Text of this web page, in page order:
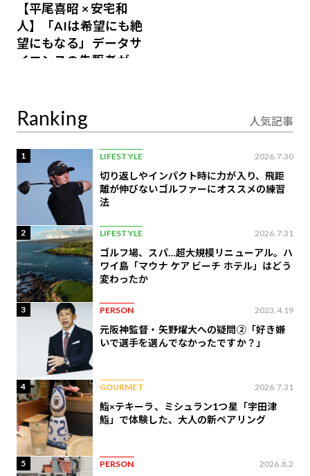
【平尾喜昭 × 安宅和
人】「AIは希望にも絶
望にもなる」データサ
イエンスの先駆者が語
Ranking 人気記事
1 LIFESTYLE 2026.7.30
切り返しやインパクト時に力が入り、飛距
離が伸びないゴルファーにオススメの練習
法
2 LIFESTYLE 2026.7.31
ゴルフ場、スパ…超大規模リニューアル。ハ
ワイ島「マウナ ケア ビーチ ホテル」はどう
変わったか
3 PERSON 2023.4.19
元阪神監督・矢野燿大への疑問②「好き嫌
いで選手を選んでなかったですか？」
4 GOURMET 2026.7.31
鮨×テキーラ、ミシュラン1つ星「宇田津
鮨」で体験した、大人の新ペアリング
5 PERSON 2026.8.2